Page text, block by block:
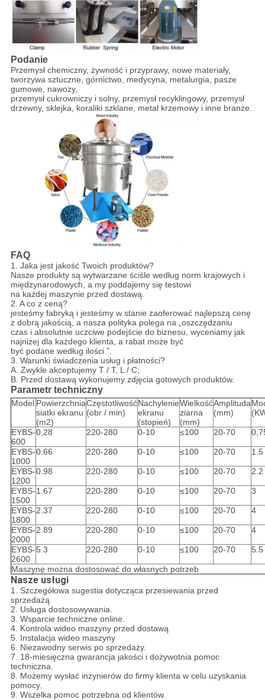
Podanie
Przemysł chemiczny, żywność i przyprawy, nowe materiały,
tworzywa sztuczne, górnictwo, medycyna, metalurgia, pasze
gumowe, nawozy,
przemysł cukrowniczy i solny, przemysł recyklingowy, przemysł
drzewny, sklejka, koraliki szklane, metal krzemowy i inne branże.
FAQ
1. Jaka jest jakość Twoich produktów?
Nasze produkty są wytwarzane ściśle według norm krajowych i
międzynarodowych, a my poddajemy się testowi
na każdej maszynie przed dostawą.
2. A co z ceną?
jesteśmy fabryką i jesteśmy w stanie zaoferować najlepszą cenę
z dobrą jakością, a nasza polityka polega na „oszczędzaniu
czas i absolutnie uczciwe podejście do biznesu, wyceniamy jak
najniżej dla każdego klienta, a rabat może być
być podane według ilości ”.
3. Warunki świadczenia usług i płatności?
A. Zwykle akceptujemy T / T, L / C;
B. Przed dostawą wykonujemy zdjęcia gotowych produktów.
Parametr techniczny
Model Powierzchnia
siatki ekranu
(m2)
Częstotliwość
(obr / min)
Nachylenie
ekranu
(stopień)
Wielkość
ziarna
(mm)
Amplituda
(mm)
EYBS-
600
0,28 220-280 0-10 ≤100 20-70
EYBS-
1000
0.66 220-280 0-10 ≤100 20-70 1.5
EYBS-
1200
0.98 220-280 0-10 ≤100 20-70 2.2
EYBS-
1500
1.67 220-280 0-10 ≤100 20-70 3
EYBS-
1800
2.37 220-280 0-10 ≤100 20-70 4
EYBS-
2000
2.89 220-280 0-10 ≤100 20-70 4
EYBS-
2600
5.3 220-280 0-10 ≤100 20-70 5.5
Maszynę można dostosować do własnych potrzeb
Nasze usługi
1. Szczegółowa sugestia dotycząca przesiewania przed
sprzedażą.
2. Usługa dostosowywania.
3. Wsparcie techniczne online.
4. Kontrola wideo maszyny przed dostawą
5. Instalacja wideo maszyny
6. Niezawodny serwis po sprzedaży.
7. 18-miesięczna gwarancja jakości i dożywotnia pomoc
techniczna.
8. Możemy wysłać inżynierów do firmy klienta w celu uzyskania
pomocy.
9. Wszelka pomoc potrzebna od klientów.